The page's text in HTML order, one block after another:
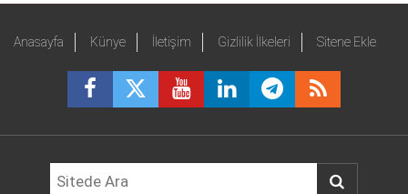
Anasayfa Künye İletişim Gizlilik İlkeleri Sitene Ekle